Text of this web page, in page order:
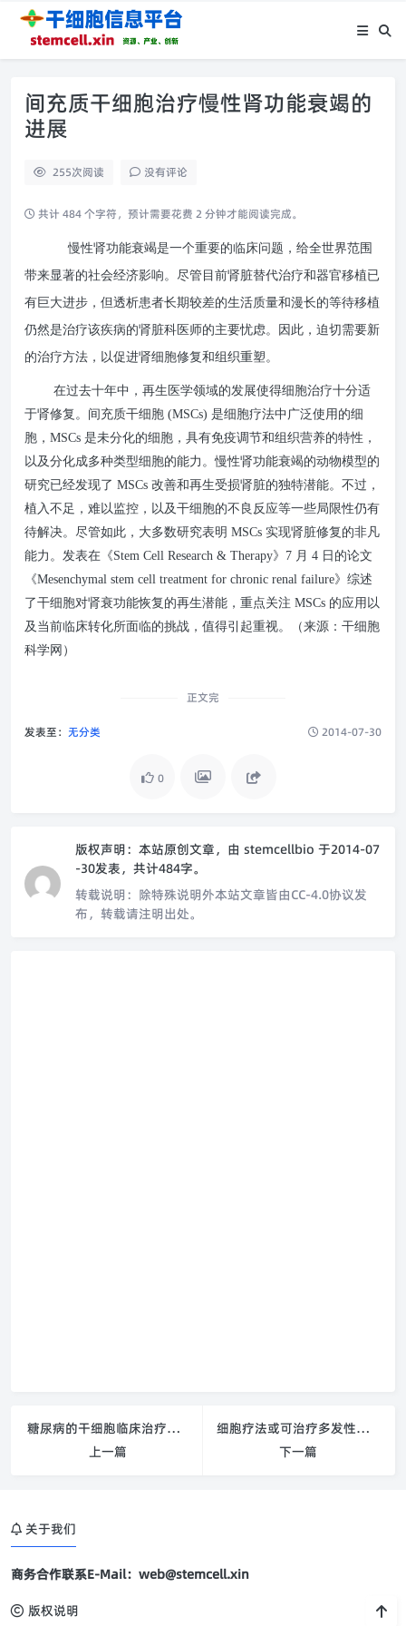
间充质干细胞治疗慢性肾功能衰竭的
进展
255次阅读 没有评论
共计 484 个字符，预计需要花费 2 分钟才能阅读完成。
慢性肾功能衰竭是一个重要的临床问题，给全世界范围
带来显著的社会经济影响。尽管目前肾脏替代治疗和器官移植已
有巨大进步，但透析患者长期较差的生活质量和漫长的等待移植
仍然是治疗该疾病的肾脏科医师的主要忧虑。因此，迫切需要新
的治疗方法，以促进肾细胞修复和组织重塑。
在过去十年中，再生医学领域的发展使得细胞治疗十分适
于肾修复。间充质干细胞 (MSCs) 是细胞疗法中广泛使用的细
胞，MSCs 是未分化的细胞，具有免疫调节和组织营养的特性，
以及分化成多种类型细胞的能力。慢性肾功能衰竭的动物模型的
研究已经发现了 MSCs 改善和再生受损肾脏的独特潜能。不过，
植入不足，难以监控，以及干细胞的不良反应等一些局限性仍有
待解决。尽管如此，大多数研究表明 MSCs 实现肾脏修复的非凡
能力。发表在《Stem Cell Research & Therapy》7 月 4 日的论文
《Mesenchymal stem cell treatment for chronic renal failure》综述
了干细胞对肾衰功能恢复的再生潜能，重点关注 MSCs 的应用以
及当前临床转化所面临的挑战，值得引起重视。（来源：干细胞
科学网）
正文完
发表至： 无分类 2014-07-30
0
版权声明： 本站原创文章，由 stemcellbio 于2014-07
-30发表，共计484字。
转载说明： 除特殊说明外本站文章皆由CC-4.0协议发
布，转载请注明出处。
糖尿病的干细胞临床治疗已准备就绪
上一篇
细胞疗法或可治疗多发性硬化症
下一篇
关于我们
商务合作联系E-Mail：web@stemcell.xin
版权说明